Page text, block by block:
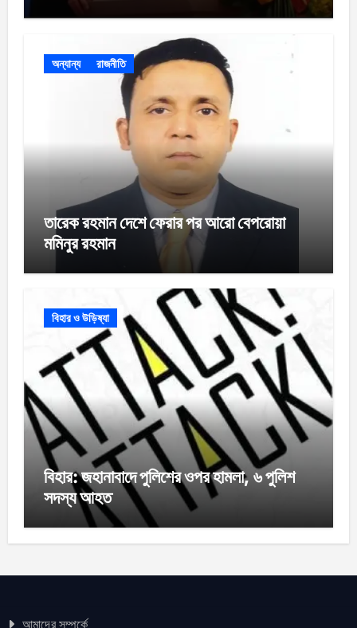
অন্যান্য রাজনীতি
তারেক রহমান দেশে ফেরার পর আরো বেপরোয়া
মমিনুর রহমান
বিহার ও উড়িষ্যা
বিহার: জহানাবাদে পুলিশের ওপর হামলা, ৬ পুলিশ
সদস্য আহত
আমাদের সম্পর্কে